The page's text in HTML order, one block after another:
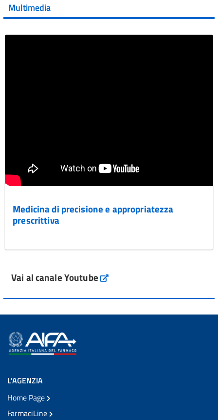
Vai al post →
Multimedia
Medicina di precisione e appropriatezza
prescrittiva
Vai al canale Youtube
L'AGENZIA
Home Page
FarmaciLine